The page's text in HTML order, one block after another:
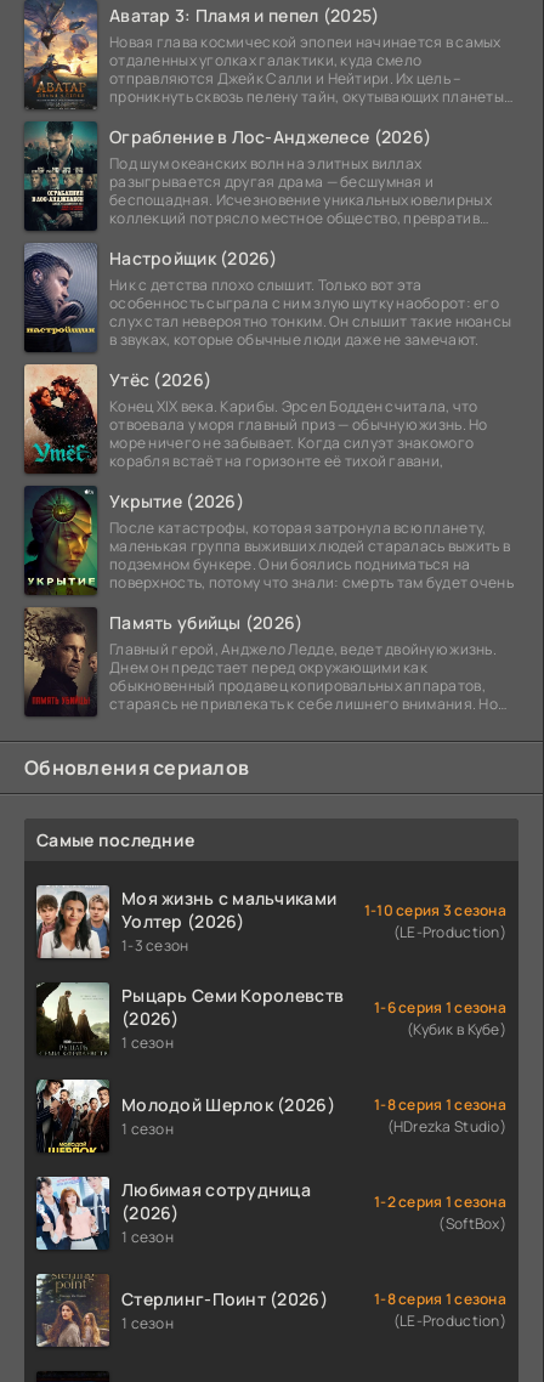
Аватар 3: Пламя и пепел (2025)
Новая глава космической эпопеи начинается в самых
отдаленных уголках галактики, куда смело
отправляются Джейк Салли и Нейтири. Их цель –
проникнуть сквозь пелену тайн, окутывающих планеты
Ограбление в Лос-Анджелесе (2026)
Под шум океанских волн на элитных виллах
разыгрывается другая драма — бесшумная и
беспощадная. Исчезновение уникальных ювелирных
коллекций потрясло местное общество, превратив
Настройщик (2026)
Ник с детства плохо слышит. Только вот эта
особенность сыграла с ним злую шутку наоборот: его
слух стал невероятно тонким. Он слышит такие нюансы
в звуках, которые обычные люди даже не замечают.
Утёс (2026)
Конец XIX века. Карибы. Эрсел Бодден считала, что
отвоевала у моря главный приз — обычную жизнь. Но
море ничего не забывает. Когда силуэт знакомого
корабля встаёт на горизонте её тихой гавани,
Укрытие (2026)
После катастрофы, которая затронула всю планету,
маленькая группа выживших людей старалась выжить в
подземном бункере. Они боялись подниматься на
поверхность, потому что знали: смерть там будет очень
Память убийцы (2026)
Главный герой, Анджело Ледде, ведет двойную жизнь.
Днем он предстает перед окружающими как
обыкновенный продавец копировальных аппаратов,
стараясь не привлекать к себе лишнего внимания. Но
Обновления сериалов
Самые последние
Моя жизнь с мальчиками
Уолтер (2026)
1-3 сезон
1-10 серия 3 сезона
(LE-Production)
Рыцарь Семи Королевств
(2026)
1 сезон
1-6 серия 1 сезона
(Кубик в Кубе)
Молодой Шерлок (2026)
1 сезон
1-8 серия 1 сезона
(HDrezka Studio)
Любимая сотрудница
(2026)
1 сезон
1-2 серия 1 сезона
(SoftBox)
Стерлинг-Поинт (2026)
1 сезон
1-8 серия 1 сезона
(LE-Production)